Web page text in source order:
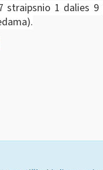
1 dalies